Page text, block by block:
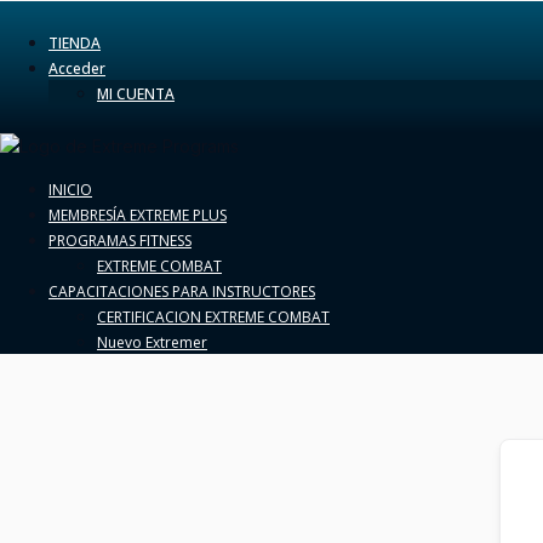
TIENDA
Acceder
MI CUENTA
INICIO
MEMBRESÍA EXTREME PLUS
PROGRAMAS FITNESS
EXTREME COMBAT
CAPACITACIONES PARA INSTRUCTORES
CERTIFICACION EXTREME COMBAT
Nuevo Extremer